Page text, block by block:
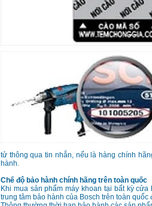
tử thông qua tin nhắn, nếu là hàng chính
hành.
Chế độ bảo hành chính hãng trên toàn quốc
Khi mua sản phẩm máy khoan tại bất kỳ
trung tâm bảo hành của Bosch trên toàn